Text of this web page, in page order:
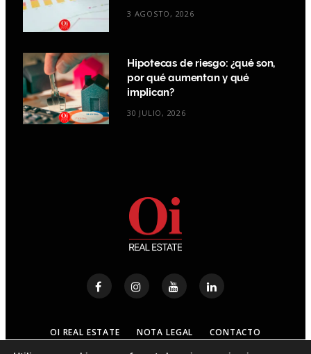
3 AGOSTO, 2026
Hipotecas de riesgo: ¿qué son,
por qué aumentan y qué
implican?
30 JULIO, 2026
OI REAL ESTATE NOTA LEGAL CONTACTO